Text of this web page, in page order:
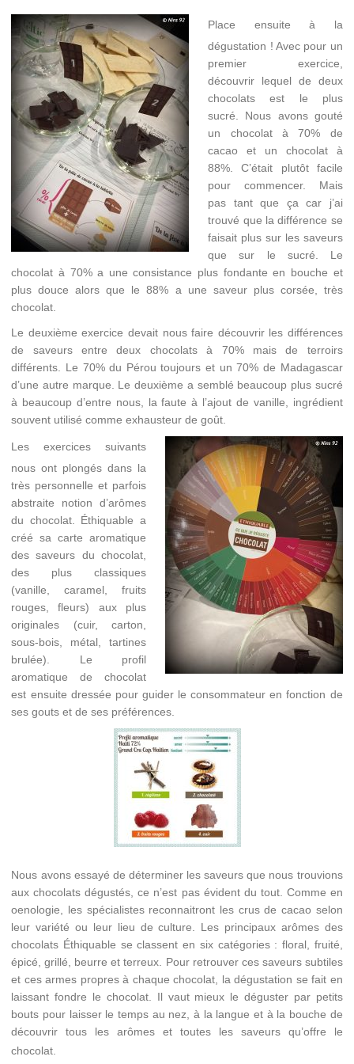
Place ensuite à la
dégustation ! Avec pour un
premier exercice,
découvrir lequel de deux
chocolats est le plus
sucré. Nous avons gouté
un chocolat à 70% de
cacao et un chocolat à
88%. C’était plutôt facile
pour commencer. Mais
pas tant que ça car j’ai
trouvé que la différence se
faisait plus sur les saveurs
que sur le sucré. Le
chocolat à 70% a une consistance plus fondante en bouche et
plus douce alors que le 88% a une saveur plus corsée, très
chocolat.
Le deuxième exercice devait nous faire découvrir les différences
de saveurs entre deux chocolats à 70% mais de terroirs
différents. Le 70% du Pérou toujours et un 70% de Madagascar
d’une autre marque. Le deuxième a semblé beaucoup plus sucré
à beaucoup d’entre nous, la faute à l’ajout de vanille, ingrédient
souvent utilisé comme exhausteur de goût.
Les exercices suivants
nous ont plongés dans la
très personnelle et parfois
abstraite notion d’arômes
du chocolat. Éthiquable a
créé sa carte aromatique
des saveurs du chocolat,
des plus classiques
(vanille, caramel, fruits
rouges, fleurs) aux plus
originales (cuir, carton,
sous-bois, métal, tartines
brulée). Le profil
aromatique de chocolat
est ensuite dressée pour guider le consommateur en fonction de
ses gouts et de ses préférences.
Nous avons essayé de déterminer les saveurs que nous trouvions
aux chocolats dégustés, ce n’est pas évident du tout. Comme en
oenologie, les spécialistes reconnaitront les crus de cacao selon
leur variété ou leur lieu de culture. Les principaux arômes des
chocolats Éthiquable se classent en six catégories : floral, fruité,
épicé, grillé, beurre et terreux. Pour retrouver ces saveurs subtiles
et ces armes propres à chaque chocolat, la dégustation se fait en
laissant fondre le chocolat. Il vaut mieux le déguster par petits
bouts pour laisser le temps au nez, à la langue et à la bouche de
découvrir tous les arômes et toutes les saveurs qu’offre le
chocolat.